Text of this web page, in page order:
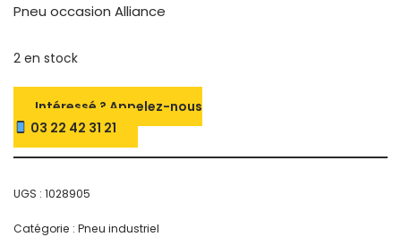
Pneu occasion Alliance
2 en stock
Intéressé ? Appelez-nous
03 22 42 31 21
UGS : 1028905
Catégorie : Pneu industriel